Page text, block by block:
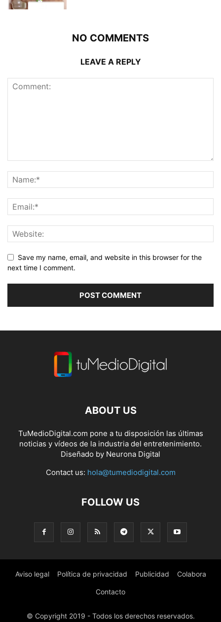
NO COMMENTS
LEAVE A REPLY
Save my name, email, and website in this browser for the
next time I comment.
ABOUT US
TuMedioDigital.com pone a tu disposición las últimas
noticias y vídeos de la industria del entretenimiento.
Diseñado by Neurona Digital
Contact us: hola@tumediodigital.com
FOLLOW US
Aviso legal Política de privacidad Publicidad Colabora
Contacto
© Copyright 2019 - Todos los derechos reservados.